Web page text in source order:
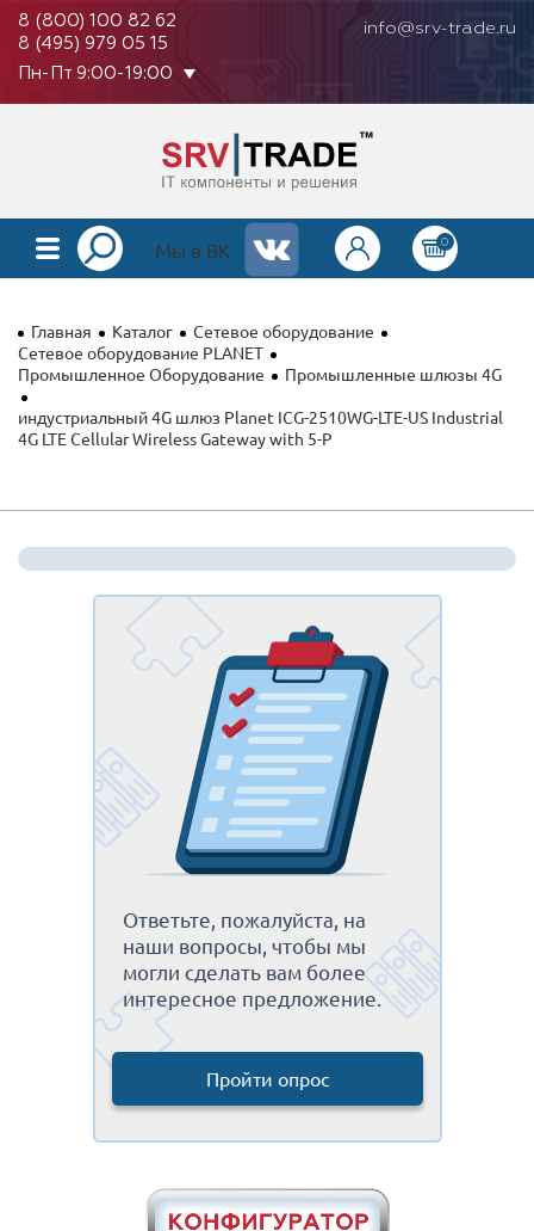
8 (800) 100 82 62
8 (495) 979 05 15
info@srv-trade.ru
Пн-Пт 9:00-19:00
КАТАЛОГ
ОПЛАТА
КОНТАКТЫ
Мы в ВК 0
Главная Каталог
Сетевое оборудование
Сетевое оборудование PLANET
Промышленное Оборудование
Промышленные шлюзы 4G
индустриальный 4G шлюз Planet ICG-2510WG-LTE-US Industrial
4G LTE Cellular Wireless Gateway with 5-P
Ответьте, пожалуйста, на
наши вопросы, чтобы мы
могли сделать вам более
интересное предложение.
Пройти опрос